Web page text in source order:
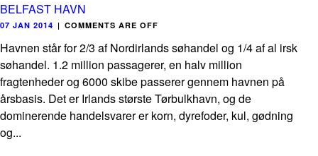
BELFAST HAVN
07 JAN 2014 | COMMENTS ARE OFF
Havnen står for 2/3 af Nordirlands søhandel og 1/4 af al irsk
søhandel. 1.2 million passagerer, en halv million
fragtenheder og 6000 skibe passerer gennem havnen på
årsbasis. Det er Irlands største Tørbulkhavn, og de
dominerende handelsvarer er korn, dyrefoder, kul, gødning
og...